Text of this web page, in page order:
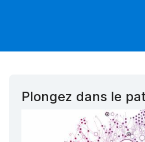
Plongez dans le